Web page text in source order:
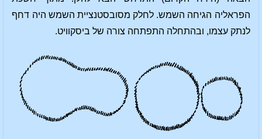
הפראליה הגיחה השמש. לחלק מסובסטנציית השמש היה דחף
לנתק עצמו, ובהתחלה התפתחה צורה של ביסקוויט.